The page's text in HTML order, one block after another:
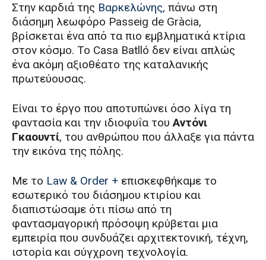
Στην καρδιά της Βαρκελώνης, πάνω στη
διάσημη λεωφόρο Passeig de Gràcia,
βρίσκεται ένα από τα πιο εμβληματικά κτίρια
στον κόσμο. Το Casa Batlló δεν είναι απλώς
ένα ακόμη αξιοθέατο της καταλανικής
πρωτεύουσας.
Είναι το έργο που αποτυπώνει όσο λίγα τη
φαντασία και την ιδιοφυΐα του Αντόνι
Γκαουντί, του ανθρώπου που άλλαξε για πάντα
την εικόνα της πόλης.
Με το Law & Order + επισκεφθήκαμε το
εσωτερικό του διάσημου κτιρίου και
διαπιστώσαμε ότι πίσω από τη
φαντασμαγορική πρόσοψη κρύβεται μια
εμπειρία που συνδυάζει αρχιτεκτονική, τέχνη,
ιστορία και σύγχρονη τεχνολογία.